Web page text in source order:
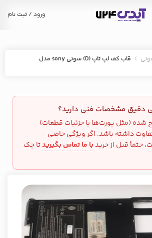
ورود / ثبت نام
قاب کف لپ تاپ (D) سونی sony مدل
دقیق مشخصات فنی دارید؟
(مثل پورت‌ها یا جزئیات قطعات)
داشته باشد. اگر ویژگی خاصی
حتماً قبل از خریدبا ما تماس بگیریدتا چک